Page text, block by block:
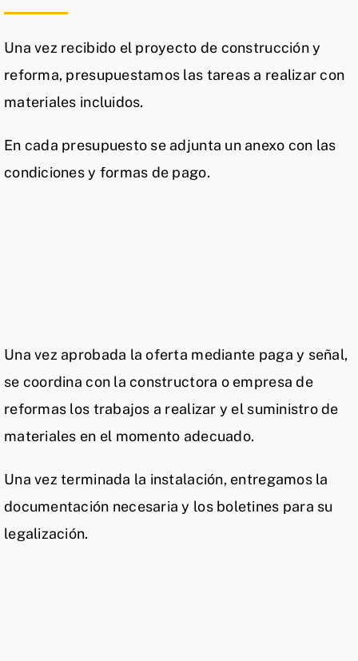
Una vez recibido el proyecto de construcción y
reforma, presupuestamos las tareas a realizar con
materiales incluidos.
En cada presupuesto se adjunta un anexo con las
condiciones y formas de pago.
Una vez aprobada la oferta mediante paga y señal,
se coordina con la constructora o empresa de
reformas los trabajos a realizar y el suministro de
materiales en el momento adecuado.
Una vez terminada la instalación, entregamos la
documentación necesaria y los boletines para su
legalización.